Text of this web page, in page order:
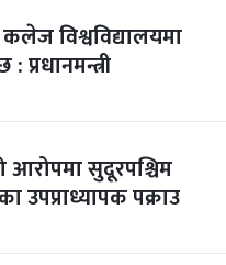
विश्वविद्यालयमा
प्रधानमन्त्री
आरोपमा सुदूरपश्चिम
उपप्राध्यापक पक्राउ